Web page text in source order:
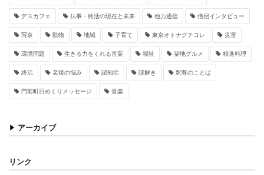
デスカフェ 仏事・終活の現在と未来 他力通信 僧侶インタビュー
写京 動物 地域 子育て 東京オトナグチコレ 災害
環境問題 生きる力をくれる言葉 福祉 築地グルメ 精進料理
終活 老後の悩み 認知症 謎解き 釈尊のことば
門前町日めくりメッセージ 音楽
アーカイブ
リンク